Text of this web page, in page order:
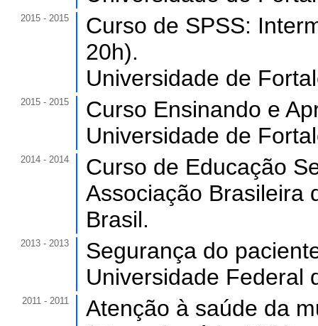
2015 - 2015
Curso de SPSS:
20h).
Universidade de
2015 - 2015
Curso Ensinando e
Universidade de
2014 - 2014
Curso de Educação
Associação Brasileira
Brasil.
2013 - 2013
Segurança do
Universidade Federal
2011 - 2011
Atenção à saúde da